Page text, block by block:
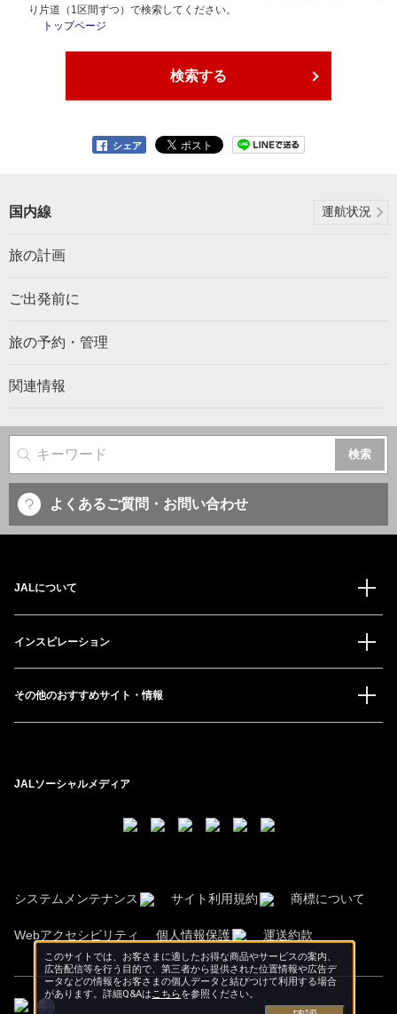
り片道（1区間ずつ）で検索してください。
トップページ
検索する
シェア
国内線 運航状況
旅の計画
ご出発前に
旅の予約・管理
関連情報
サイト内検索
よくあるご質問・お問い合わせ
JALについて
インスピレーション
その他のおすすめサイト・情報
JALソーシャルメディア
システムメンテナンス サイト利用規約 商標について
Webアクセシビリティ 個人情報保護 運送約款
このサイトでは、お客さまに適したお得な商品やサービスの案内、
広告配信等を行う目的で、第三者から提供された位置情報や広告デ
ータなどの情報をお客さまの個人データと結びつけて利用する場合
があります。詳細Q&Aはこちらを参照ください。